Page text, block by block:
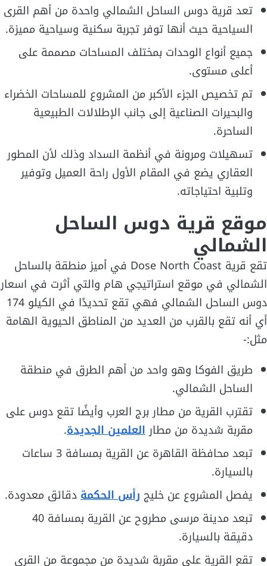
تعد قرية دوس الساحل الشمالي واحدة من أهم القرى
السياحية حيث أنها توفر تجربة سكنية وسياحية مميزة.
جميع أنواع الوحدات بمختلف المساحات مصممة على
أعلى مستوى.
تم تخصيص الجزء الأكبر من المشروع للمساحات الخضراء
والبحيرات الصناعية إلى جانب الإطلالات الطبيعية
الساحرة.
تسهيلات ومرونة في أنظمة السداد وذلك لأن المطور
العقاري يضع في المقام الأول راحة العميل وتوفير
وتلبية احتياجاته.
موقع قرية دوس الساحل
الشمالي
تقع قرية Dose North Coast في أميز منطقة بالساحل
الشمالي في موقع استراتيجي هام والتي أثرت في اسعار
دوس الساحل الشمالي فهي تقع تحديدًا في الكيلو 174
أي أنه تقع بالقرب من العديد من المناطق الحيوية الهامة
مثل:-
طريق الفوكا وهو واحد من أهم الطرق في منطقة
الساحل الشمالي.
تقترب القرية من مطار برج العرب وأيضًا تقع دوس على
مقربة شديدة من مطارالعلمين الجديدة.
تبعد محافظة القاهرة عن القرية بمسافة 3 ساعات
بالسيارة.
يفصل المشروع عن خليج رأس الحكمةدقائق معدودة.
تبعد مدينة مرسى مطروح عن القرية بمسافة 40
دقيقة بالسيارة.
تقع القرية على مقربة شديدة من مجموعة من القرى